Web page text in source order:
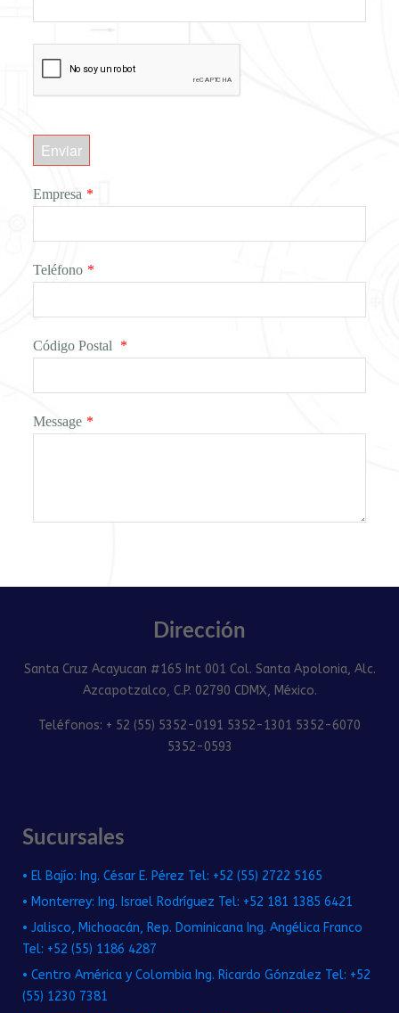
Enviar
Empresa *
Teléfono *
Código Postal *
Message *
Dirección
Santa Cruz Acayucan #165 Int 001 Col. Santa Apolonia, Alc.
Azcapotzalco, C.P. 02790 CDMX, México.
Teléfonos: + 52 (55) 5352-0191 5352-1301 5352-6070
5352-0593
Sucursales
• El Bajío: Ing. César E. Pérez Tel: +52 (55) 2722 5165
• Monterrey: Ing. Israel Rodríguez Tel: +52 181 1385 6421
• Jalisco, Michoacán, Rep. Dominicana Ing. Angélica Franco
Tel: +52 (55) 1186 4287
• Centro América y Colombia Ing. Ricardo Gónzalez Tel: +52
(55) 1230 7381